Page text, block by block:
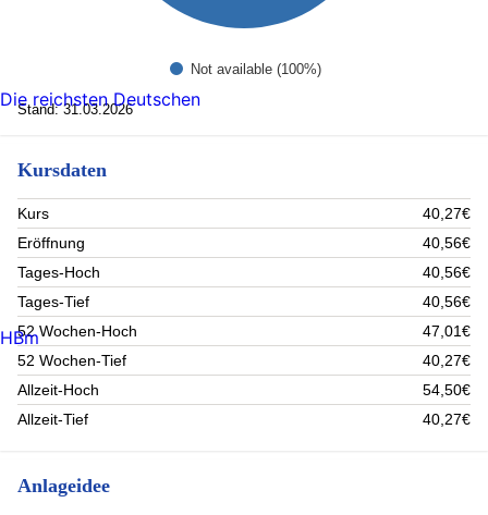
Not available (100%)
Stand: 31.03.2026
Kursdaten
Kurs
40,27€
Eröffnung
40,56€
Tages-Hoch
40,56€
Tages-Tief
40,56€
52 Wochen-Hoch
47,01€
52 Wochen-Tief
40,27€
Allzeit-Hoch
54,50€
Allzeit-Tief
40,27€
Anlageidee
Die reichsten Deutschen
HBm